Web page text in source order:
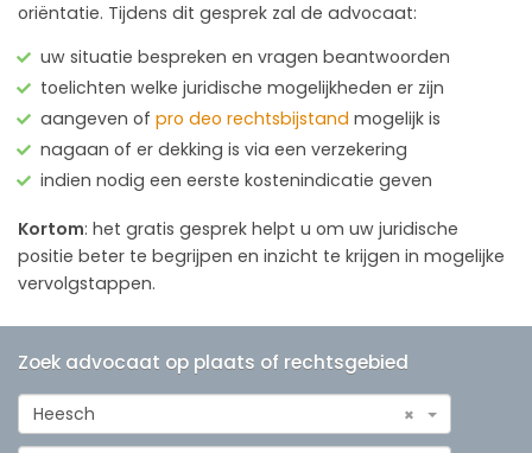
oriëntatie. Tijdens dit gesprek zal de advocaat:
uw situatie bespreken en vragen beantwoorden
toelichten welke juridische mogelijkheden er zijn
aangeven of pro deo rechtsbijstand mogelijk is
nagaan of er dekking is via een verzekering
indien nodig een eerste kostenindicatie geven
Kortom: het gratis gesprek helpt u om uw juridische
positie beter te begrijpen en inzicht te krijgen in mogelijke
vervolgstappen.
Zoek advocaat op plaats of rechtsgebied
×
Heesch